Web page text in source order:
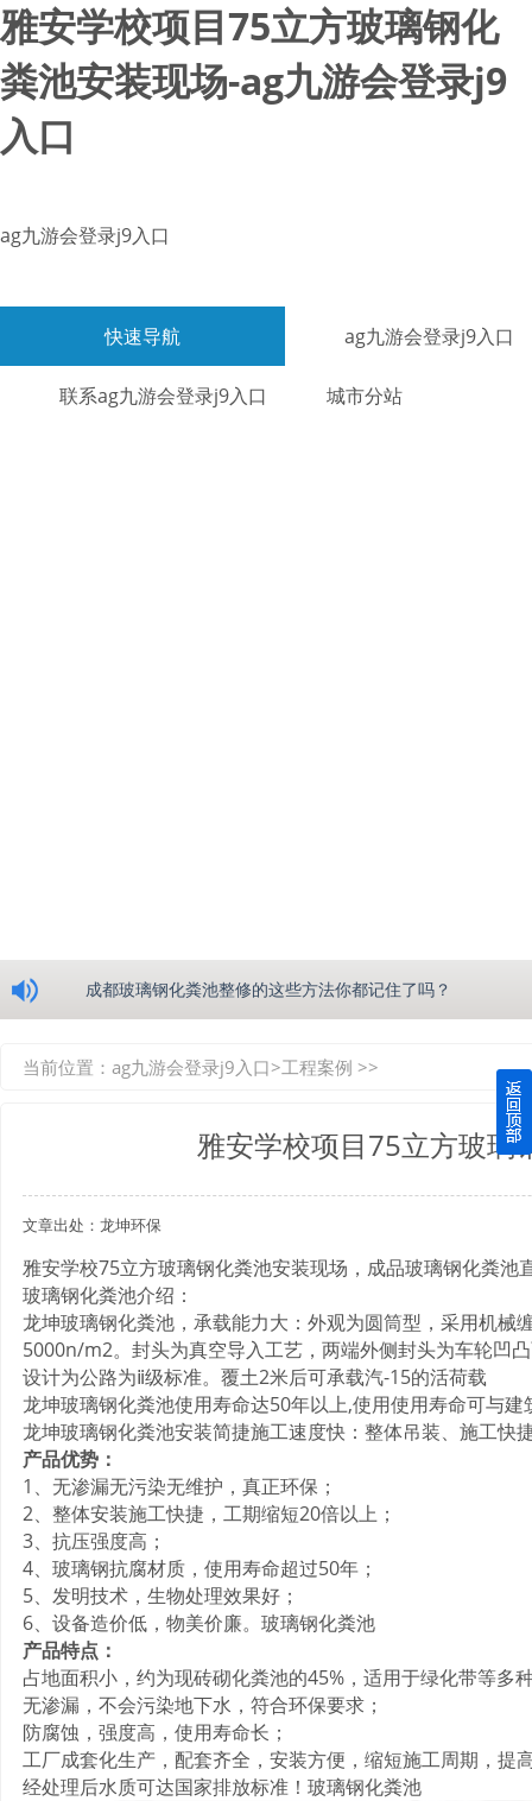
雅安学校项目75立方玻璃钢化
粪池安装现场-ag九游会登录j9
入口
ag九游会登录j9入口
快速导航 ag九游会登录j9入口
联系ag九游会登录j9入口 城市分站
成都玻璃钢化粪池整修的这些方法你都记住了吗？
四川玻璃钢化粪池逐渐取代传统玻璃钢化粪池的这几点原因
关于重庆玻璃钢化粪池的这些基础知识你都记住了吗？
四川玻璃钢化粪池选购时应该如何进行挑选？
在安装绵阳玻璃钢化粪池时可能遇到这些难题
使用成都玻璃钢化粪池的七大好处你都记住了吗？
当前位置： ag九游会登录j9入口>工程案例 >>
雅安学校项目75立方玻璃
文章出处：龙坤环保
雅安学校75立方玻璃钢化粪池安装现场，成品玻璃钢化粪
玻璃钢化粪池介绍：
龙坤玻璃钢化粪池，承载能力大：外观为圆筒型，采用机械
5000n/m2。封头为真空导入工艺，两端外侧封头为车轮凹
设计为公路为ⅱ级标准。覆土2米后可承载汽-15的活荷载
龙坤玻璃钢化粪池使用寿命达50年以上,使用使用寿命可与建
龙坤玻璃钢化粪池安装简捷施工速度快：整体吊装、施工快
产品优势：
1、无渗漏无污染无维护，真正环保；
2、整体安装施工快捷，工期缩短20倍以上；
3、抗压强度高；
4、玻璃钢抗腐材质，使用寿命超过50年；
5、发明技术，生物处理效果好；
6、设备造价低，物美价廉。玻璃钢化粪池
产品特点：
占地面积小，约为现砖砌化粪池的45%，适用于绿化带等多
无渗漏，不会污染地下水，符合环保要求；
防腐蚀，强度高，使用寿命长；
工厂成套化生产，配套齐全，安装方便，缩短施工周期，提
经处理后水质可达国家排放标准！玻璃钢化粪池